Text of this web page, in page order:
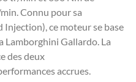
Connu pour sa
ce moteur se base
Lamborghini Gallardo. La
des deux
accrues.